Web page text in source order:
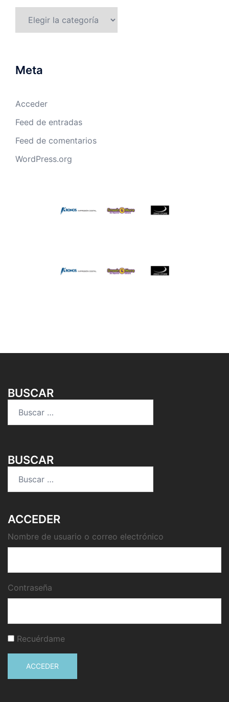
Meta
Acceder
Feed de entradas
Feed de comentarios
WordPress.org
BUSCAR
BUSCAR
ACCEDER
Nombre de usuario o correo electrónico
Contraseña
Recuérdame
ACCEDER